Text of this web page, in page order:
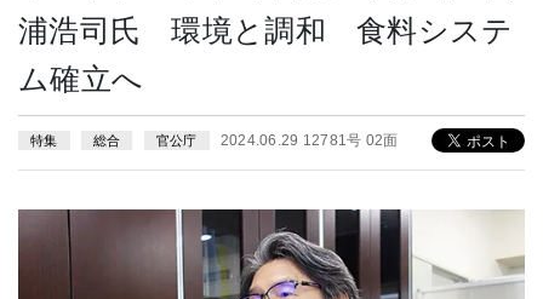
浦浩司氏 環境と調和 食料システ
ム確立へ
特集 総合 官公庁 2024.06.29 12781号 02面